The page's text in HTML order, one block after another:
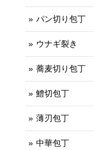
パン切り包丁
ウナギ裂き
蕎麦切り包丁
鱧切包丁
薄刃包丁
中華包丁